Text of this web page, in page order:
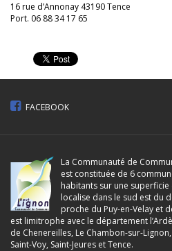
16 rue d’Annonay 43190 Tence
Port. 06 88 34 17 65
FACEBOOK
La Communauté de
est constituée de 6
habitants sur une superficie
localise dans le sud est du
proche du Puy-en-Velay et
est limitrophe avec le département
de Chenereilles, Le Chambon-sur-
Saint-Voy, Saint-Jeures et Tence.